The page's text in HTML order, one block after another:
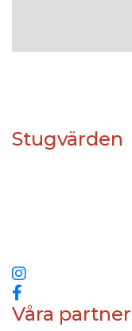
Stugvärden
Våra